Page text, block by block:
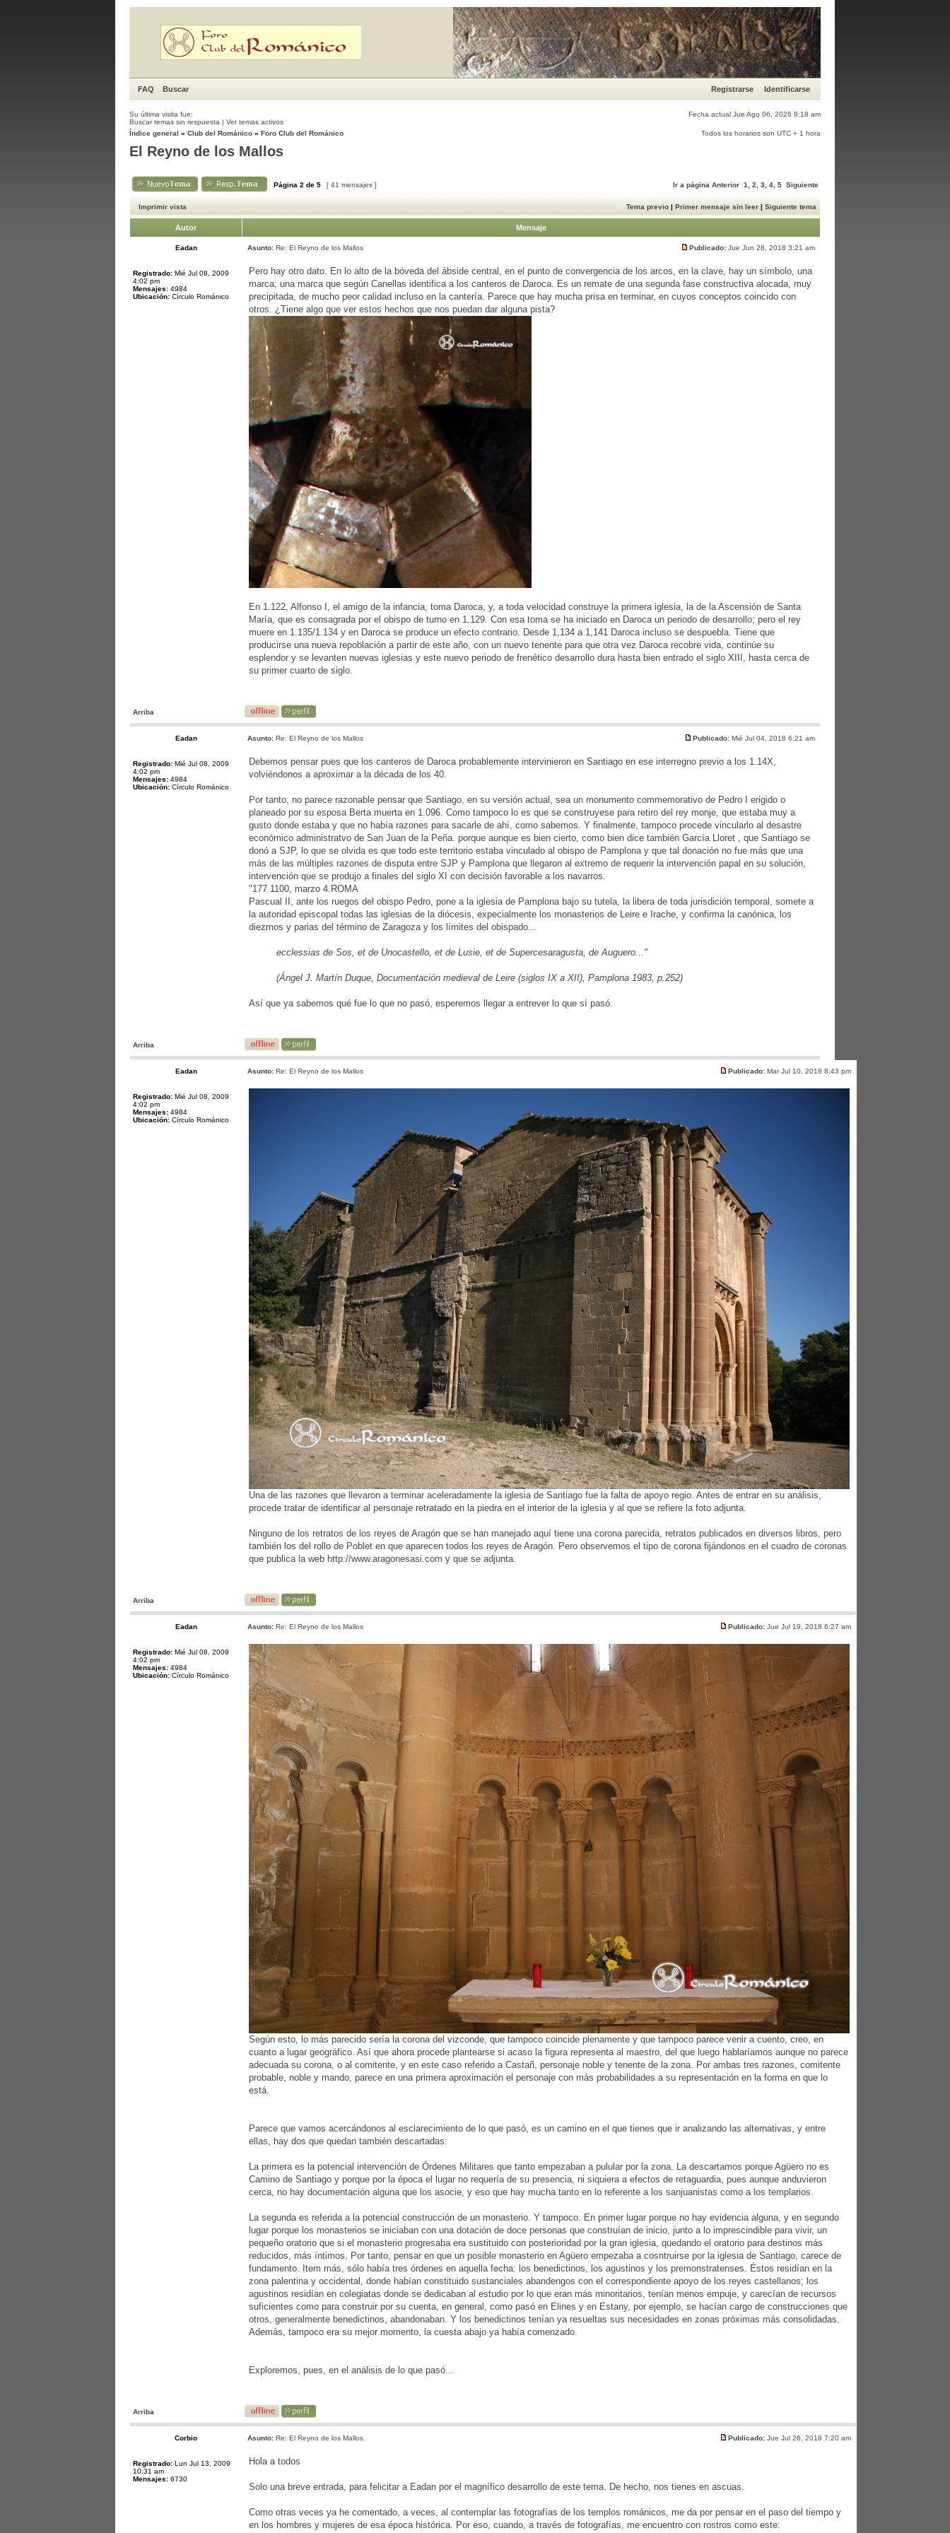
FAQ Buscar Registrarse Identificarse
Su última visita fue:
Fecha actual Jue Ago 06, 2026 9:18 am
Buscar temas sin respuesta | Ver temas activos
Índice general » Club del Románico » Foro Club del Románico Todos los horarios son UTC + 1 hora
El Reyno de los Mallos
Página 2 de 5 [ 41 mensajes ] Ir a página Anterior 1 2 3 4 5 Siguiente
Imprimir vista Tema previo | Primer mensaje sin leer | Siguiente tema
Autor Mensaje
Eadan Asunto: Re: El Reyno de los Mallos Publicado: Jue Jun 28, 2018 3:21 am
Registrado: Mié Jul 08, 2009
4:02 pm
Mensajes: 4984
Ubicación: Círculo Románico
Pero hay otro dato. En lo alto de la bóveda del ábside central, en el punto de convergencia de los arcos, en la clave, hay un símbolo, una
marca; una marca que según Canellas identifica a los canteros de Daroca. Es un remate de una segunda fase constructiva alocada, muy
precipitada, de mucho peor calidad incluso en la cantería. Parece que hay mucha prisa en terminar, en cuyos conceptos coincido con
otros. ¿Tiene algo que ver estos hechos que nos puedan dar alguna pista?
En 1.122, Alfonso I, el amigo de la infancia, toma Daroca, y, a toda velocidad construye la primera iglesia, la de la Ascensión de Santa
María, que es consagrada por el obispo de turno en 1.129. Con esa toma se ha iniciado en Daroca un periodo de desarrollo; pero el rey
muere en 1.135/1.134 y en Daroca se produce un efecto contrario. Desde 1,134 a 1,141 Daroca incluso se despuebla. Tiene que
producirse una nueva repoblación a partir de este año, con un nuevo tenente para que otra vez Daroca recobre vida, continúe su
esplendor y se levanten nuevas iglesias y este nuevo periodo de frenético desarrollo dura hasta bien entrado el siglo XIII, hasta cerca de
su primer cuarto de siglo.
Arriba
Eadan Asunto: Re: El Reyno de los Mallos Publicado: Mié Jul 04, 2018 6:21 am
Registrado: Mié Jul 08, 2009
4:02 pm
Mensajes: 4984
Ubicación: Círculo Románico
Debemos pensar pues que los canteros de Daroca probablemente intervinieron en Santiago en ese interregno previo a los 1.14X,
volviéndonos a aproximar a la década de los 40.
Por tanto, no parece razonable pensar que Santiago, en su versión actual, sea un monumento commemorativo de Pedro I erigido o
planeado por su esposa Berta muerta en 1.096. Como tampoco lo es que se construyese para retiro del rey monje, que estaba muy a
gusto donde estaba y que no había razones para sacarle de ahí, como sabemos. Y finalmente, tampoco procede vincularlo al desastre
económico administratvo de San Juan de la Peña. porque aunque es bien cierto, como bien dice también García Lloret , que Santiago se
donó a SJP, lo que se olvida es que todo este territorio estaba vinculado al obispo de Pamplona y que tal donación no fue más que una
más de las múltiples razones de disputa entre SJP y Pamplona que llegaron al extremo de requerir la intervención papal en su solución,
intervención que se produjo a finales del siglo XI con decisión favorable a los navarros.
"177 1100, marzo 4.ROMA
Pascual II, ante los ruegos del obispo Pedro, pone a la iglesia de Pamplona bajo su tutela, la libera de toda jurisdición temporal, somete a
la autoridad episcopal todas las iglesias de la diócesis, expecialmente los monasterios de Leire e Irache, y confirma la canónica, los
diezmos y parias del término de Zaragoza y los límites del obispado...
ecclessias de Sos, et de Unocastello, et de Lusie, et de Supercesaragusta, de Auguero..."
(Ángel J. Martín Duque, Documentación medieval de Leire (siglos IX a XII), Pamplona 1983, p.252)
Así que ya sabemos qué fue lo que no pasó, esperemos llegar a entrever lo que sí pasó.
Arriba
Eadan Asunto: Re: El Reyno de los Mallos Publicado: Mar Jul 10, 2018 8:43 pm
Registrado: Mié Jul 08, 2009
4:02 pm
Mensajes: 4984
Ubicación: Círculo Románico
Una de las razones que llevaron a terminar aceleradamente la iglesia de Santiago fue la falta de apoyo regio. Antes de entrar en su análisis,
procede tratar de identificar al personaje retratado en la piedra en el interior de la iglesia y al que se refiere la foto adjunta.
Ninguno de los retratos de los reyes de Aragón que se han manejado aquí tiene una corona parecida, retratos publicados en diversos libros, pero
también los del rollo de Poblet en que aparecen todos los reyes de Aragón. Pero observemos el tipo de corona fijándonos en el cuadro de coronas
que publica la web http://www.aragonesasi.com y que se adjunta.
Arriba
Eadan Asunto: Re: El Reyno de los Mallos Publicado: Jue Jul 19, 2018 6:27 am
Registrado: Mié Jul 08, 2009
4:02 pm
Mensajes: 4984
Ubicación: Círculo Románico
Según esto, lo más parecido sería la corona del vizconde, que tampoco coincide plenamente y que tampoco parece venir a cuento, creo, en
cuanto a lugar geográfico. Así que ahora procede plantearse si acaso la figura representa al maestro, del que luego hablaríamos aunque no parece
adecuada su corona, o al comitente, y en este caso referido a Castañ, personaje noble y tenente de la zona. Por ambas tres razones, comitente
probable, noble y mando, parece en una primera aproximación el personaje con más probabilidades a su representación en la forma en que lo
está.
Parece que vamos acercándonos al esclarecimiento de lo que pasó, es un camino en el que tienes que ir analizando las alternativas, y entre
ellas, hay dos que quedan también descartadas:
La primera es la potencial intervención de Órdenes Militares que tanto empezaban a pulular por la zona. La descartamos porque Agüero no es
Camino de Santiago y porque por la época el lugar no requería de su presencia, ni siquiera a efectos de retaguardia, pues aunque anduvieron
cerca, no hay documentación alguna que los asocie, y eso que hay mucha tanto en lo referente a los sanjuanistas como a los templarios.
La segunda es referida a la potencial construcción de un monasterio. Y tampoco. En primer lugar porque no hay evidencia alguna, y en segundo
lugar porque los monasterios se iniciaban con una dotación de doce personas que construían de inicio, junto a lo imprescindible para vivir, un
pequeño oratorio que si el monasterio progresaba era sustituido con posterioridad por la gran iglesia, quedando el oratorio para destinos más
reducidos, más íntimos. Por tanto, pensar en que un posible monasterio en Agüero empezaba a cosntruirse por la iglesia de Santiago, carece de
fundamento. Item más, sólo había tres órdenes en aquella fecha: los benedictinos, los agustinos y los premonstratenses. Éstos residían en la
zona palentina y occidental, donde habían constituido sustanciales abandengos con el correspondiente apoyo de los reyes castellanos; los
agustinos residían en colegiatas donde se dedicaban al estudio por lo que eran más minoritarios, tenían menos empuje, y carecían de recursos
suficientes como para construir por su cuenta, en general, como pasó en Elines y en Estany, por ejemplo, se hacían cargo de construcciones que
otros, generalmente benedictinos, abandonaban. Y los benedictinos tenían ya resueltas sus necesidades en zonas próximas más consolidadas.
Además, tampoco era su mejor momento, la cuesta abajo ya había comenzado.
Exploremos, pues, en el análisis de lo que pasó...
Arriba
Corbio Asunto: Re: El Reyno de los Mallos Publicado: Jue Jul 26, 2018 7:20 am
Registrado: Lun Jul 13, 2009
10:31 am
Mensajes: 6730
Hola a todos
Solo una breve entrada, para felicitar a Eadan por el magnífico desarrollo de este tema. De hecho, nos tienes en ascuas.
Como otras veces ya he comentado, a veces, al contemplar las fotografías de los templos románicos, me da por pensar en el paso del tiempo y
en los hombres y mujeres de esa época histórica. Por eso, cuando, a través de fotografías, me encuentro con rostros como este: